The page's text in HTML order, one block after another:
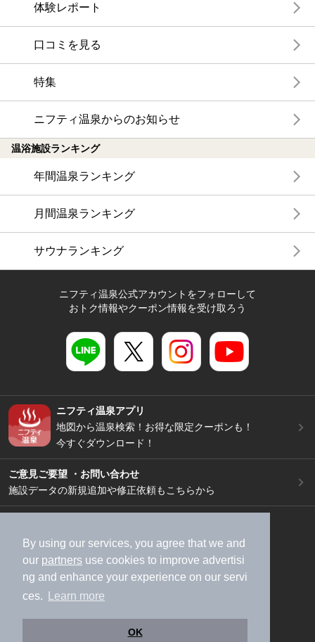
By using our services, you agree that we and
our partners use cookies to improve advertisi
ng and enhance your experience on our servi
ces.
Learn more
OK
体験レポート
口コミを見る
特集
ニフティ温泉からのお知らせ
温浴施設ランキング
年間温泉ランキング
月間温泉ランキング
サウナランキング
ニフティ温泉公式アカウントをフォローして
おトク情報やクーポン情報を受け取ろう
ニフティ温泉アプリ
地図から温泉検索！お得な限定クーポンも！
今すぐダウンロード！
ご意見ご要望 ・お問い合わせ
施設データの新規追加や修正依頼もこちらから
加盟店募集（資料請求）
広告出稿のご案内
利用規約
ライフスタイルMEMBERS+規約
特定商取引法に基づく表記
ヘルプ
採用情報
運営会社